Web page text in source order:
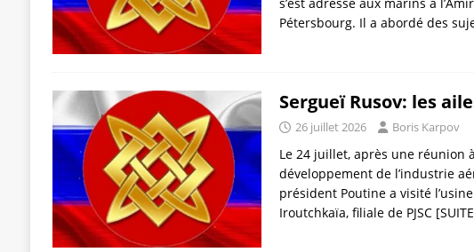
Pétersbourg. Il a abordé des
Sergueï Rusov: les
26 juillet 2026 Boris Karpov
Le 24 juillet, après une réunion
développement de l’industrie
président Poutine a visité
Iroutchkaïa, filiale de PJSC